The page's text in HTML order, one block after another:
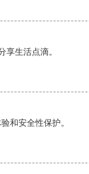
生活点滴。
和安全性保护。